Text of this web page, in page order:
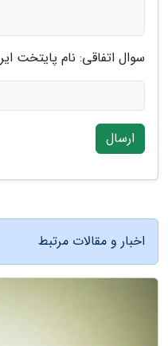
سوال اتفاقی: نام پایتخت
ارسال
اخبار و مقالات مرتبط